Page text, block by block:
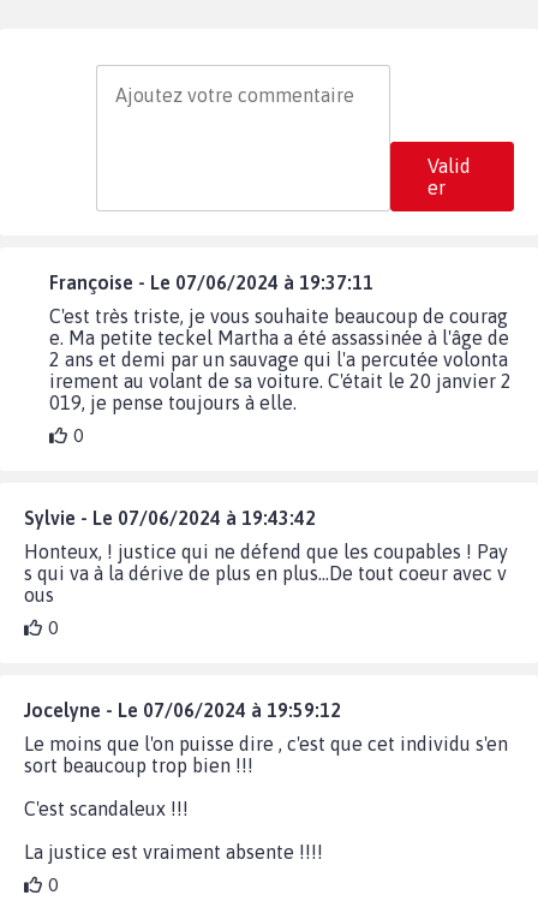
Valid
er
Françoise - Le 07/06/2024 à 19:37:11
C'est très triste, je vous souhaite beaucoup de courag
e. Ma petite teckel Martha a été assassinée à l'âge de
2 ans et demi par un sauvage qui l'a percutée volonta
irement au volant de sa voiture. C'était le 20 janvier 2
019, je pense toujours à elle.
0
Sylvie - Le 07/06/2024 à 19:43:42
Honteux, ! justice qui ne défend que les coupables ! Pay
s qui va à la dérive de plus en plus...De tout coeur avec v
ous
0
Jocelyne - Le 07/06/2024 à 19:59:12
Le moins que l'on puisse dire , c'est que cet individu s'en
sort beaucoup trop bien !!!
C'est scandaleux !!!
La justice est vraiment absente !!!!
0